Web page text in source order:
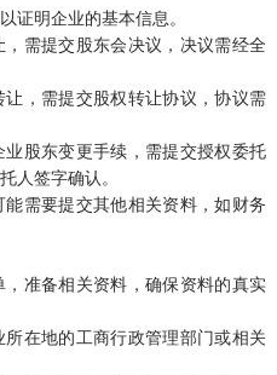
证明企业的基本信息。
需提交股东会决议，决议需经全
，需提交股权转让协议，协议需
股东变更手续，需提交授权委托
人签字确认。
需要提交其他相关资料，如财务
准备相关资料，确保资料的真实
在地的工商行政管理部门或相关